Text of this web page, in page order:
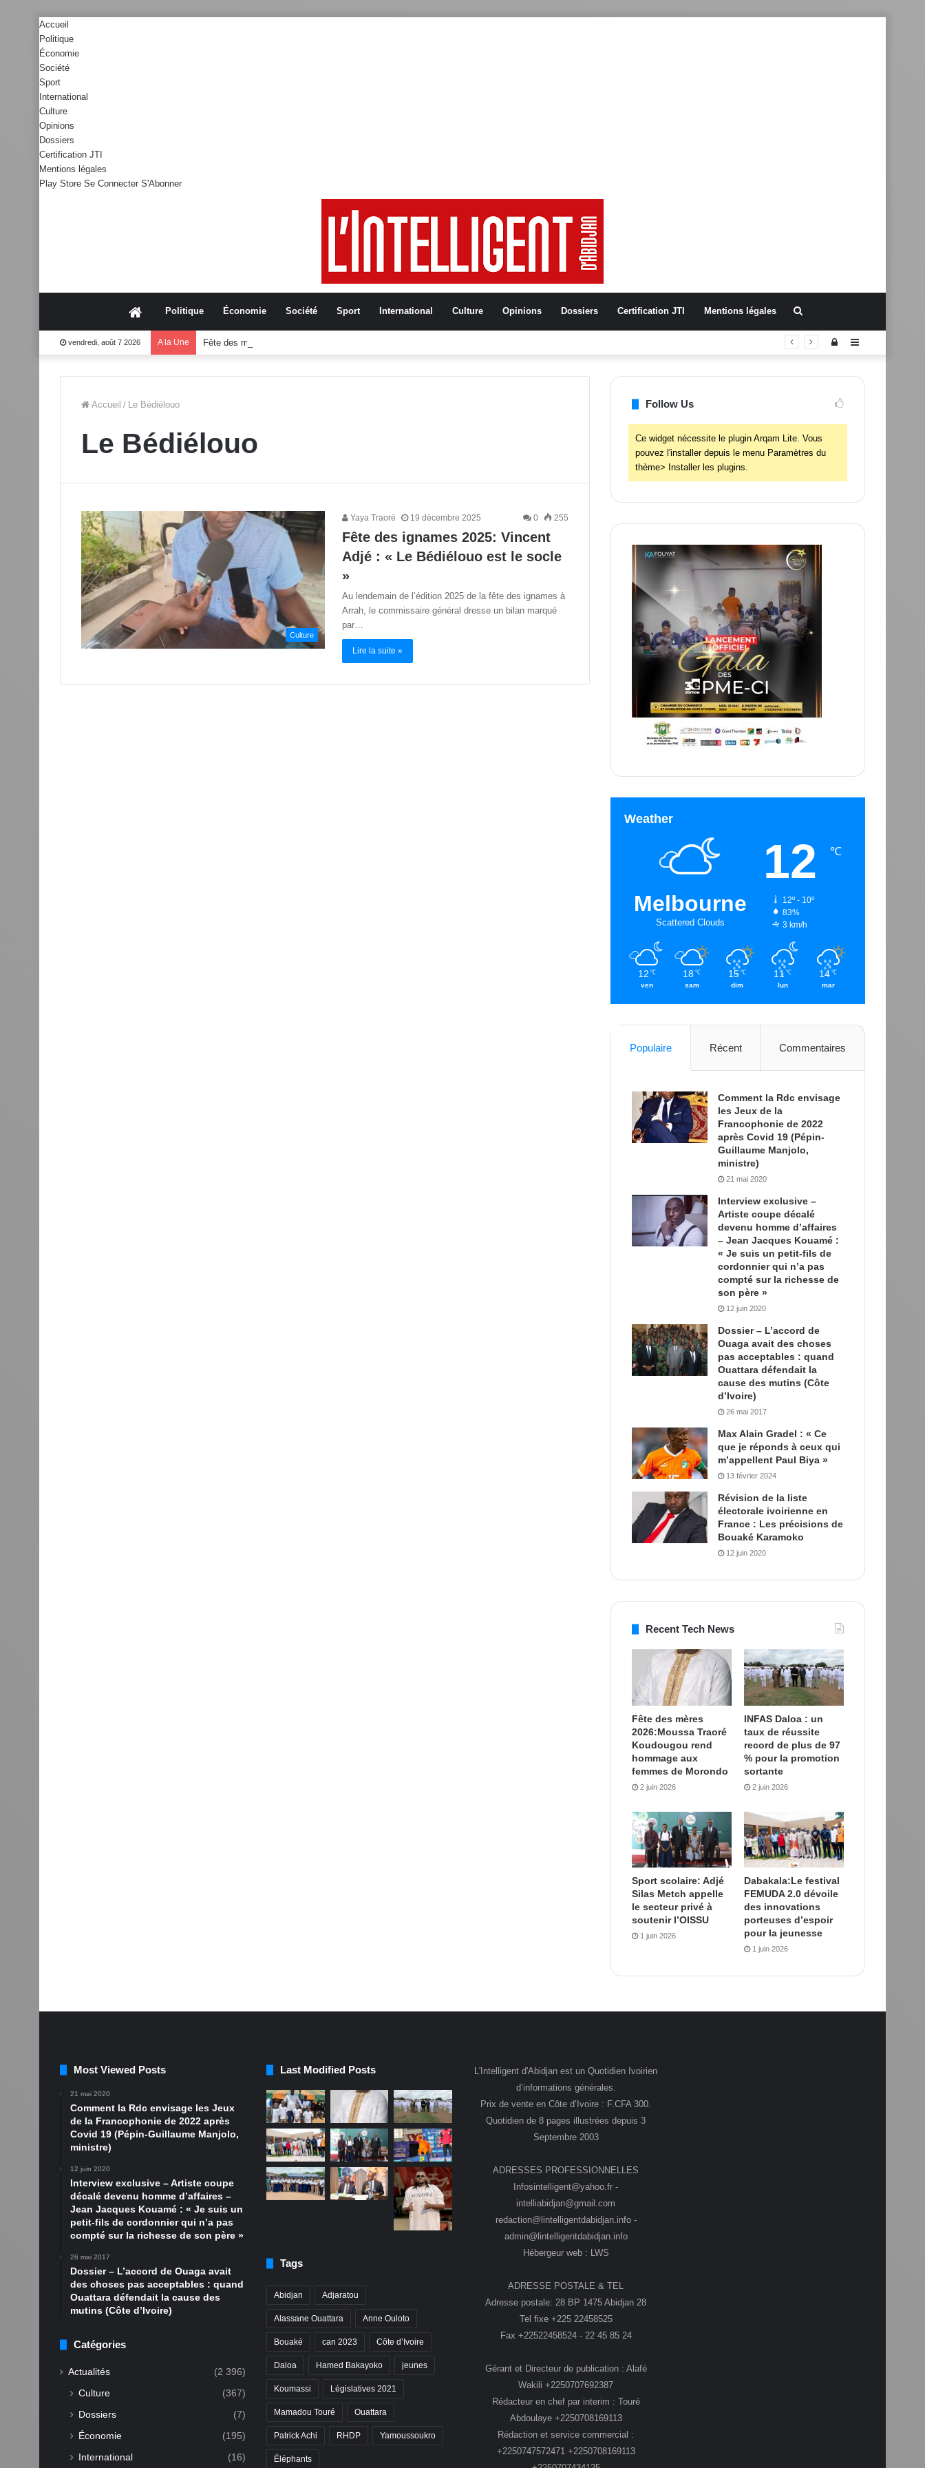
Accueil
Politique
Économie
Société
Sport
International
Culture
Opinions
Dossiers
Certification JTI
Mentions légales
Play Store Se Connecter S'Abonner
AccueilPolitique Économie Société Sport International Culture Opinions Dossiers Certification JTI Mentions légales
vendredi, août 7 2026 A la Une Fête des mères 2026:Moussa Traoré Koudougou rend hommage aux femmes de Morondo Sidebar
Connexion
Accueil / Le Bédiélouo
Le Bédiélouo
Culture
Yaya Traoré 19 décembre 2025 0 255
Fête des ignames 2025: Vincent
Adjé : « Le Bédiélouo est le socle
»
Au lendemain de l’édition 2025 de la fête des ignames à
Arrah, le commissaire général dresse un bilan marqué
par…
Lire la suite »
Follow Us
Ce widget nécessite le plugin Arqam Lite. Vous
pouvez l'installer depuis le menu Paramètres du
thème> Installer les plugins.
Weather
Melbourne
Scattered Clouds
12 ℃
12º - 10º
83%
3 km/h
12 ℃
ven
18 ℃
sam
15 ℃
dim
11 ℃
lun
14 ℃
mar
Populaire Récent Commentaires
Comment la Rdc envisage
les Jeux de la
Francophonie de 2022
après Covid 19 (Pépin-
Guillaume Manjolo,
ministre)
21 mai 2020
Interview exclusive –
Artiste coupe décalé
devenu homme d’affaires
– Jean Jacques Kouamé :
« Je suis un petit-fils de
cordonnier qui n’a pas
compté sur la richesse de
son père »
12 juin 2020
Dossier – L’accord de
Ouaga avait des choses
pas acceptables : quand
Ouattara défendait la
cause des mutins (Côte
d’Ivoire)
26 mai 2017
Max Alain Gradel : « Ce
que je réponds à ceux qui
m’appellent Paul Biya »
13 février 2024
Révision de la liste
électorale ivoirienne en
France : Les précisions de
Bouaké Karamoko
12 juin 2020
Recent Tech News
Fête des mères
2026:Moussa Traoré
Koudougou rend
hommage aux
femmes de Morondo
2 juin 2026
INFAS Daloa : un
taux de réussite
record de plus de 97
% pour la promotion
sortante
2 juin 2026
Sport scolaire: Adjé
Silas Metch appelle
le secteur privé à
soutenir l’OISSU
1 juin 2026
Dabakala:Le festival
FEMUDA 2.0 dévoile
des innovations
porteuses d’espoir
pour la jeunesse
1 juin 2026
Most Viewed Posts
21 mai 2020
Comment la Rdc envisage les Jeux
de la Francophonie de 2022 après
Covid 19 (Pépin-Guillaume Manjolo,
ministre)
12 juin 2020
Interview exclusive – Artiste coupe
décalé devenu homme d’affaires –
Jean Jacques Kouamé : « Je suis un
petit-fils de cordonnier qui n’a pas
compté sur la richesse de son père »
26 mai 2017
Dossier – L’accord de Ouaga avait
des choses pas acceptables : quand
Ouattara défendait la cause des
mutins (Côte d’Ivoire)
Catégories
Actualités (2 396)
Culture
(367)
Dossiers
(7)
Économie
(195)
International
(16)
Last Modified Posts
Tags
Abidjan Adjaratou
Alassane Ouattara Anne Ouloto
Bouaké can 2023 Côte d’Ivoire
Daloa Hamed Bakayoko jeunes
Koumassi Législatives 2021
Mamadou Touré Ouattara
Patrick Achi RHDP Yamoussoukro
Éléphants
L'Intelligent d'Abidjan est un Quotidien Ivoirien
d’informations générales.
Prix de vente en Côte d’Ivoire : F.CFA 300.
Quotidien de 8 pages illustrées depuis 3
Septembre 2003
ADRESSES PROFESSIONNELLES
Infosintelligent@yahoo.fr -
intelliabidjan@gmail.com
redaction@lintelligentdabidjan.info -
admin@lintelligentdabidjan.info
Hébergeur web : LWS
ADRESSE POSTALE & TEL
Adresse postale: 28 BP 1475 Abidjan 28
Tel fixe +225 22458525
Fax +22522458524 - 22 45 85 24
Gérant et Directeur de publication : Alafé
Wakili +2250707692387
Rédacteur en chef par interim : Touré
Abdoulaye +2250708169113
Rédaction et service commercial :
+2250747572471 +2250708169113